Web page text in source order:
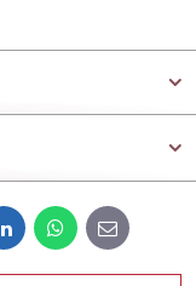
LinkedInWhatsApp
E-
mail